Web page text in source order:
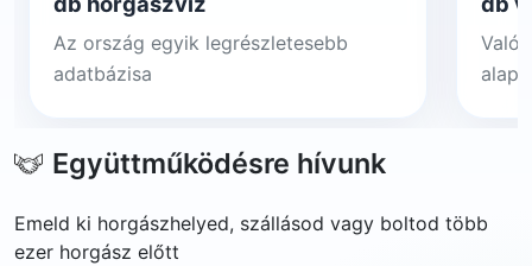
Az ország egyik legrészletesebb
adatbázisa
Együttműködésre hívunk
Emeld ki horgászhelyed, szállásod vagy boltod több
ezer horgász előtt